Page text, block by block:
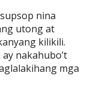
nina
utong at
kilikili.
nakahubo’t
mga